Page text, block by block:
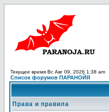
Текущее время Вс Авг 09, 2026 1:38 am
Список форумов ПАРАНОЙЯ
Права и правила